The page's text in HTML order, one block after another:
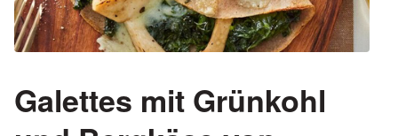
Galettes mit Grünkohl